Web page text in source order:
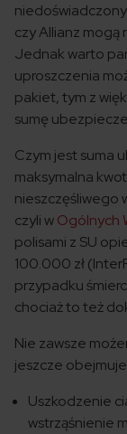
czy Allianz mogą
Jednak warto
uproszczenia
pakiet, tym z
sumę
Czym jest suma
maksymalna
nieszczęśliwego
czyli wOgólnych
polisami z SU
100.000 zł
przypadku
chociaż to też
Nie zawsze
jeszcze
Uszkodzenie
wstrząśnienie